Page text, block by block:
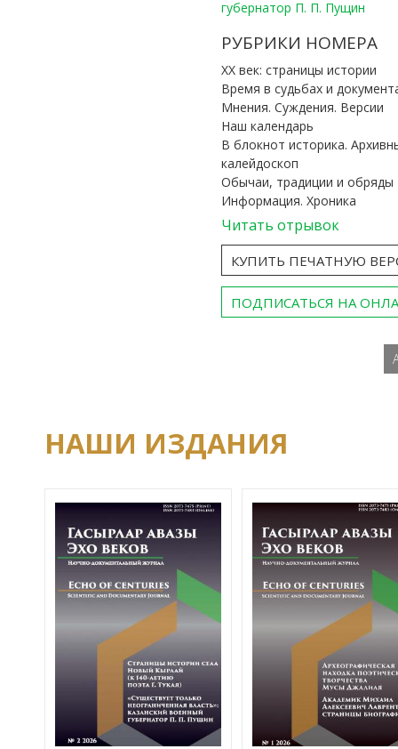
губернатор П. П. Пущин
РУБРИКИ НОМЕРА
ХХ век: страницы истории
Время в судьбах и
Мнения. Суждения. Версии
Наш календарь
В блокнот историка.
калейдоскоп
Обычаи, традиции и обряды
Информация. Хроника
Читать отрывок
КУПИТЬ ПЕЧАТНУЮ
ПОДПИСАТЬСЯ НА
НАШИ ИЗДАНИЯ